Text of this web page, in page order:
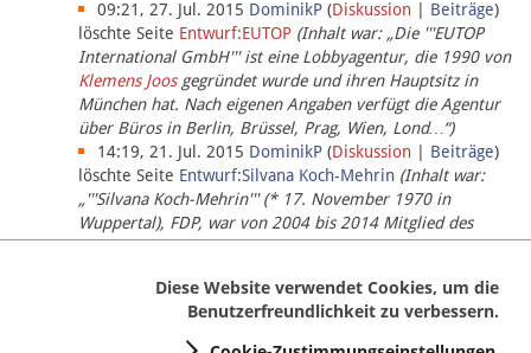
09:21, 27. Jul. 2015 DominikP (Diskussion Beiträge)
löschte Seite Entwurf:EUTOP (Inhalt war: „Die '''EUTOP
International GmbH''' ist eine Lobbyagentur, die 1990 von
Klemens Joosgegründet wurde und ihren Hauptsitz in
München hat. Nach eigenen Angaben verfügt die Agentur
über Büros in Berlin, Brüssel, Prag, Wien, Lond…“)
14:19, 21. Jul. 2015 DominikP (Diskussion Beiträge)
löschte Seite Entwurf:Silvana Koch-Mehrin (Inhalt war:
„'''Silvana Koch-Mehrin''' (* 17. November 1970 in
Wuppertal), FDP, war von 2004 bis 2014 Mitglied des
Europäischen Parlaments, seit November 2014 ist sie für
Diese Website verwendet Cookies, um die
Benutzerfreundlichkeit zu verbessern.